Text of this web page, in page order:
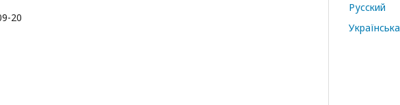
20
Русский
Українська